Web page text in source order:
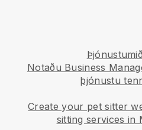
Notaðu Business
þjónustu
Create your pet sitter
sitting services in